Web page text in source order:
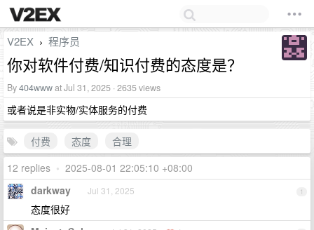
V2EX › 程序员
你对软件付费/知识付费的态度是？
By404wwwat Jul 31, 2025 · 2635 views
或者说是非实物/实体服务的付费
付费 态度
合理
12 replies • 2025-08-01 22:05:10 +08:00
1
darkway Jul 31, 2025
态度很好